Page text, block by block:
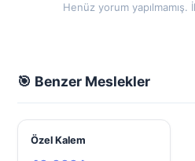
Henüz yorum yapılmamış.
🎯 Benzer Meslekler
Özel Kalem